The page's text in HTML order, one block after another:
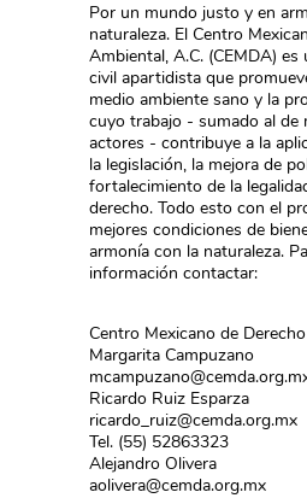
Por un mundo justo y en
naturaleza. El Centro
Ambiental, A.C. (CEMDA) es
civil apartidista que
medio ambiente sano y la
cuyo trabajo - sumado al de
actores - contribuye a la
la legislación, la mejora de
fortalecimiento de la
derecho. Todo esto con el
mejores condiciones de
armonía con la naturaleza.
información contactar:
Centro Mexicano de
Margarita Campuzano
Ricardo Ruiz Esparza
ricardo_ruiz@cemda.org.mx
Tel. (55) 52863323
Alejandro Olivera
aolivera@cemda.org.mx